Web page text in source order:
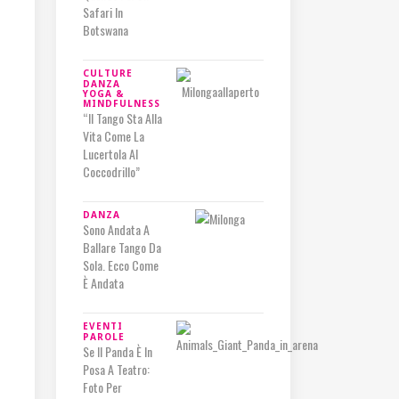
Safari In
Botswana
CULTURE
DANZA
YOGA &
MINDFULNESS
“Il Tango Sta Alla
Vita Come La
Lucertola Al
Coccodrillo”
DANZA
Sono Andata A
Ballare Tango Da
Sola. Ecco Come
È Andata
EVENTI
PAROLE
Se Il Panda È In
Posa A Teatro:
Foto Per